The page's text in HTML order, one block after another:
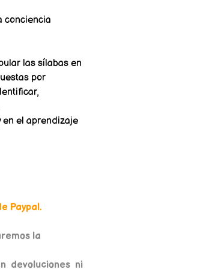
conciencia
las sílabas en
por
en el aprendizaje
Paypal.
la
devoluciones ni